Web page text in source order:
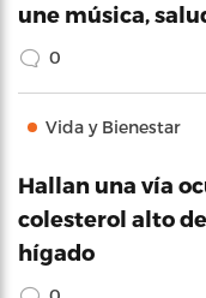
une música,
0
Vida y Bienestar
Hallan una vía
colesterol alto
hígado